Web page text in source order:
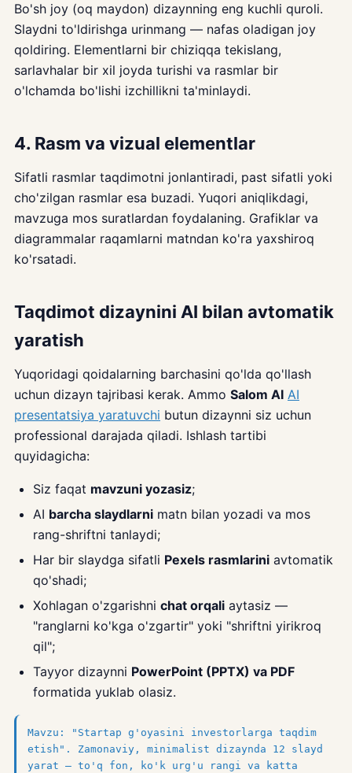
Bo'sh joy (oq maydon) dizaynning eng kuchli quroli.
Slaydni to'ldirishga urinmang — nafas oladigan joy
qoldiring. Elementlarni bir chiziqqa tekislang,
sarlavhalar bir xil joyda turishi va rasmlar bir
o'lchamda bo'lishi izchillikni ta'minlaydi.
4. Rasm va vizual elementlar
Sifatli rasmlar taqdimotni jonlantiradi, past sifatli yoki
cho'zilgan rasmlar esa buzadi. Yuqori aniqlikdagi,
mavzuga mos suratlardan foydalaning. Grafiklar va
diagrammalar raqamlarni matndan ko'ra yaxshiroq
ko'rsatadi.
Taqdimot dizaynini AI bilan avtomatik
yaratish
Yuqoridagi qoidalarning barchasini qo'lda qo'llash
uchun dizayn tajribasi kerak. Ammo Salom AI AI
presentatsiya yaratuvchi butun dizaynni siz uchun
professional darajada qiladi. Ishlash tartibi
quyidagicha:
Siz faqat mavzuni yozasiz;
AI barcha slaydlarni matn bilan yozadi va mos
rang-shriftni tanlaydi;
Har bir slaydga sifatli Pexels rasmlarini avtomatik
qo'shadi;
Xohlagan o'zgarishni chat orqali aytasiz —
"ranglarni ko'kga o'zgartir" yoki "shriftni yirikroq
qil";
Tayyor dizaynni PowerPoint (PPTX) va PDF
formatida yuklab olasiz.
Mavzu: "Startap g'oyasini investorlarga taqdim
etish". Zamonaviy, minimalist dizaynda 12 slayd
yarat — to'q fon, ko'k urg'u rangi va katta